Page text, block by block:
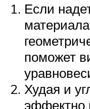
Если
поможет
Худая и
эффектно